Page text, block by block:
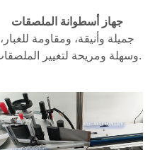
جهاز أسطوانة الملصقات
جميلة وأنيقة، ومقاومة للغبار،
وسهلة ومريحة لتغيير الملصقات.